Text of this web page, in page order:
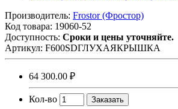
Производитель: Frostor (Фростор)
Код товара: 19060-52
Доступность: Сроки и цены уточняйте.
Артикул: F600SDГЛУХАЯКРЫШКА
64 300.00 ₽
Кол-во Заказать